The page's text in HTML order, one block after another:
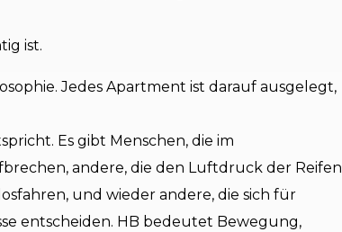
ist.
Jedes Apartment ist darauf ausgelegt,
Es gibt Menschen, die im
andere, die den Luftdruck der Reifen
und wieder andere, die sich für
entscheiden. HB bedeutet Bewegung,